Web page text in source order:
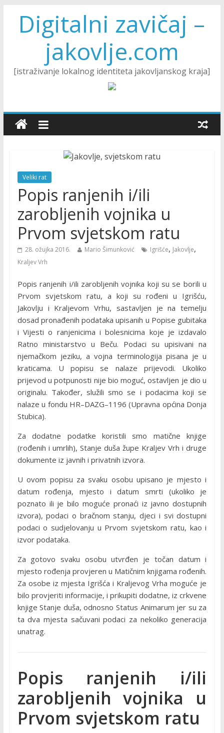
Digitalni zavičaj –
jakovlje.com
[istraživanje lokalnog identiteta jakovljanskog kraja]
Veliki rat
Popis ranjenih i/ili
zarobljenih vojnika u
Prvom svjetskom ratu
28. ožujka 2016. Mario Šimunković Igrišće, Jakovlje,
Kraljev Vrh
Popis ranjenih i/ili zarobljenih vojnika koji su se borili u
Prvom svjetskom ratu, a koji su rođeni u Igrišću,
Jakovlju i Kraljevom Vrhu, sastavljen je na temelju
dosad pronađenih podataka upisanih u Popise gubitaka
i Vijesti o ranjenicima i bolesnicima koje je izdavalo
Ratno ministarstvo u Beču. Podaci su upisivani na
njemačkom jeziku, a vojna terminologija pisana je u
kraticama. U popisu se nalaze prijevodi. Ukoliko
prijevod u potpunosti nije bio moguć, ostavljen je dio u
originalu. Također, služili smo se i podacima koji se
nalaze u fondu HR–DAZG–1196 (Upravna općina Donja
Stubica).
Za dodatne podatke koristili smo matične knjige
(rođenih i umrlih), Stanje duša župe Kraljev Vrh i druge
dokumente iz javnih i privatnih izvora.
U ovom popisu za svaku osobu upisano je mjesto i
datum rođenja, mjesto i datum smrti (ukoliko je
poznato ili je bilo moguće pronaći iz javno dostupnih
izvora), podaci o bračnom stanju, djeci i svi dostupni
podaci o sudjelovanju u Prvom svjetskom ratu, kao i
izvor podataka.
Za gotovo svaku osobu utvrđen je točan datum i
mjesto rođenja provjeren u Matičnim knjigama rođenih.
Za osobe iz mjesta Igrišća i Kraljevog Vrha moguće je
bilo provjeriti informacije, i prikupiti dodatne, iz crkvene
knjige Stanje duša, odnosno Status Animarum jer su za
ta dva mjesta sačuvani podaci za nekoliko generacija
unatrag.
Popis ranjenih i/ili
zarobljenih vojnika u
Prvom svjetskom ratu